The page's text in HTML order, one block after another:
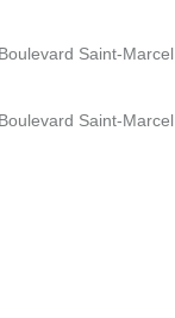
Saint-Marcel
Saint-Marcel